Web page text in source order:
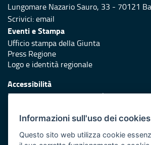
Lungomare Nazario Sauro, 33 - 70121
Scrivici:email
Eventi e Stampa
Ufficio stampa della Giunta
Press Regione
Logo e identità regionale
Accessibilità
Dichiarazione di accessibilità
Redazione
Informazioni sull'uso dei cookies
Questo sito web utilizza cookie